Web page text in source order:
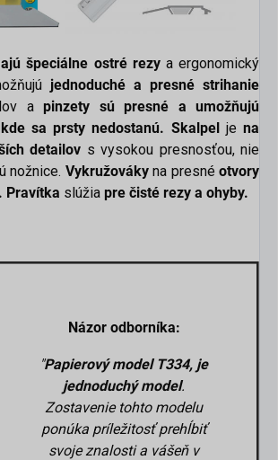
špeciálne ostré rezya ergonomický
jednoduché a presné strihanie
apinzety sú presné a umožňujú
sa prsty nedostanú. Skalpel je na
detailov s vysokou presnosťou, nie
nožnice. Vykružovákyna presnéotvory
Pravítka slúžia pre čisté rezy a ohyby.
Názor odborníka:
"Papierový model T334, je
jednoduchý model.
Zostavenie tohto modelu
ponúka príležitosť prehĺbiť
svoje znalosti a vášeň v